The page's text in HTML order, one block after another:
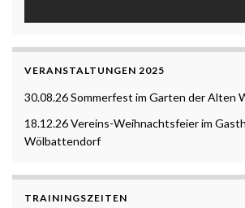
VERANSTALTUNGEN 2025
30.08.26 Sommerfest im Garten der Alten
18.12.26 Vereins-Weihnachtsfeier im
Wölbattendorf
TRAININGSZEITEN